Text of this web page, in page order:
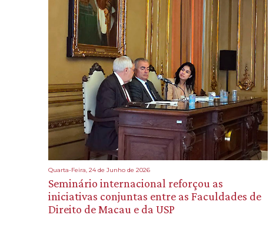
Quarta-Feira, 24 de Junho de 2026
Seminário internacional reforçou as
iniciativas conjuntas entre as Faculdades de
Direito de Macau e da USP